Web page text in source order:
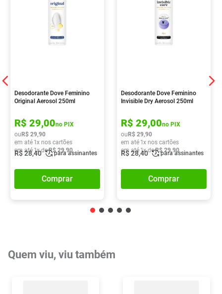
Desodorante Dove Feminino
Original Aerosol 250ml
R$ 29,00no PIX
ou R$ 29,90
em até 1x nos cartões
em até 1x deR$ 29,90
R$28,40 para assinantes
Comprar
Desodorante Dove Feminino
Invisible Dry Aerosol 250ml
R$ 29,00no PIX
ou R$ 29,90
em até 1x nos cartões
em até 1x deR$ 29,90
R$28,40 para assinantes
Comprar
Quem viu, viu também